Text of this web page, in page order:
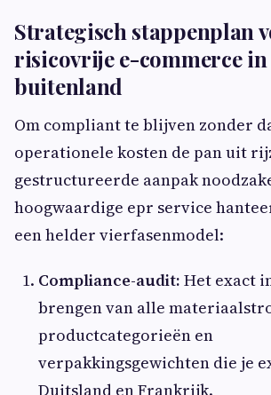
Strategisch stappenplan
risicovrije e-commerce
buitenland
Om compliant te blijven zonder
operationele kosten de pan uit
gestructureerde aanpak
hoogwaardige epr service
een helder vierfasenmodel:
Compliance-audit: Het exact
brengen van alle
productcategorieën en
verpakkingsgewichten die je
Duitsland en Frankrijk.